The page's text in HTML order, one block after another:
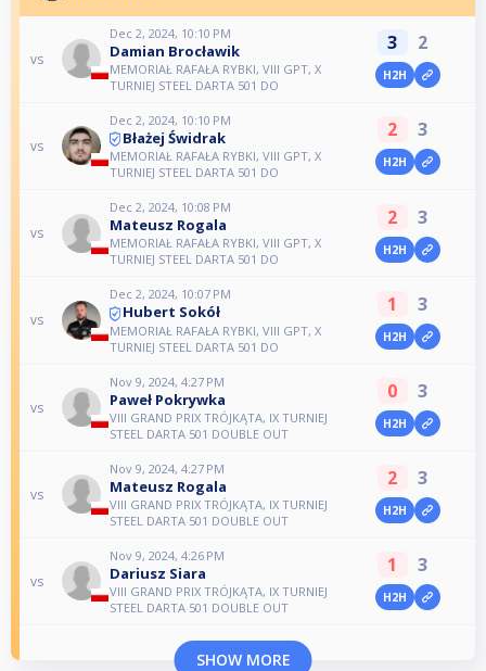
vs
Dec 2, 2024, 10:10 PM
Damian Brocławik
MEMORIAŁ RAFAŁA RYBKI, VIII GPT, X
TURNIEJ STEEL DARTA 501 DO
3 2
H2H
vs
Dec 2, 2024, 10:10 PM
Błażej Świdrak
MEMORIAŁ RAFAŁA RYBKI, VIII GPT, X
TURNIEJ STEEL DARTA 501 DO
2 3
H2H
vs
Dec 2, 2024, 10:08 PM
Mateusz Rogala
MEMORIAŁ RAFAŁA RYBKI, VIII GPT, X
TURNIEJ STEEL DARTA 501 DO
2 3
H2H
vs
Dec 2, 2024, 10:07 PM
Hubert Sokół
MEMORIAŁ RAFAŁA RYBKI, VIII GPT, X
TURNIEJ STEEL DARTA 501 DO
1 3
H2H
vs
Nov 9, 2024, 4:27 PM
Paweł Pokrywka
VIII GRAND PRIX TRÓJKĄTA, IX TURNIEJ
STEEL DARTA 501 DOUBLE OUT
0 3
H2H
vs
Nov 9, 2024, 4:27 PM
Mateusz Rogala
VIII GRAND PRIX TRÓJKĄTA, IX TURNIEJ
STEEL DARTA 501 DOUBLE OUT
2 3
H2H
vs
Nov 9, 2024, 4:26 PM
Dariusz Siara
VIII GRAND PRIX TRÓJKĄTA, IX TURNIEJ
STEEL DARTA 501 DOUBLE OUT
1 3
H2H
SHOW MORE